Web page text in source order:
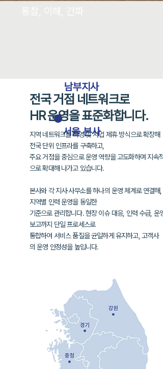
​서울 본사
남부지사
전국 거점 네트워크로
HR 운영을 표준화합니다.
지역 네트워크를 직영 및 사업 제휴 방식으로 확장해
전국 단위 인프라를 구축하고,
주요 거점을 중심으로 운영 역량을 고도화하며지속적
으로 확대해 나가고 있습니다.
본사와 각 지사·사무소를 하나의 운영 체계로 연결해,
지역별 인력 운영을 동일한
기준으로 관리합니다. 현장 이슈 대응, 인력 수급, 운영
보고까지 단일 프로세스로
통합하여 서비스 품질을 균일하게 유지하고, 고객사
의운영 안정성을 높입니다.